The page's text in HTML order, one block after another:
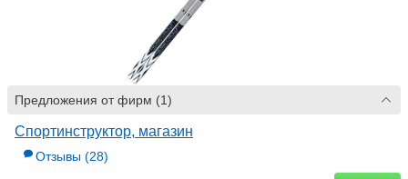
Предложения от фирм (1)
Спортинструктор, магазин
Отзывы (28)